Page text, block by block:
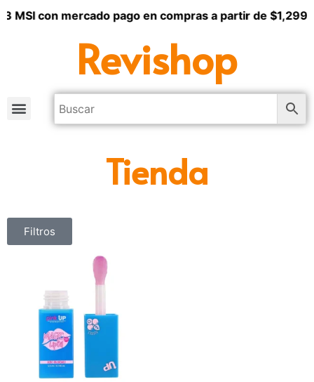
MSI con mercado pago en compras a partir de $1,299
Revishop
Tienda
Filtros